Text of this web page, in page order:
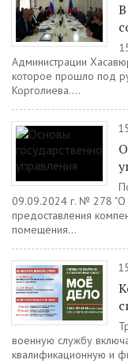
Администрации
которое прошло под
Корголиева....
09.09.2024 г. № 278 "О
предоставления
помещения...
военную службу
квалификационную и